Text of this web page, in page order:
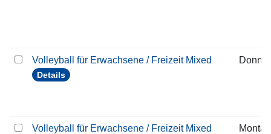
Volleyball für Erwachsene / Freizeit Mixed
Details
Volleyball für Erwachsene / Freizeit Mixed Montag